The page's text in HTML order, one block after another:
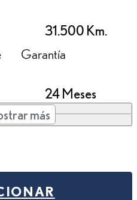
31.500 Km.
Garantía
24 Meses
más